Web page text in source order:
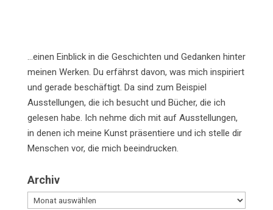
…einen Einblick in die Geschichten und Gedanken hinter
meinen Werken. Du erfährst davon, was mich inspiriert
und gerade beschäftigt. Da sind zum Beispiel
Ausstellungen, die ich besucht und Bücher, die ich
gelesen habe. Ich nehme dich mit auf Ausstellungen,
in denen ich meine Kunst präsentiere und ich stelle dir
Menschen vor, die mich beeindrucken.
Archiv
Archiv